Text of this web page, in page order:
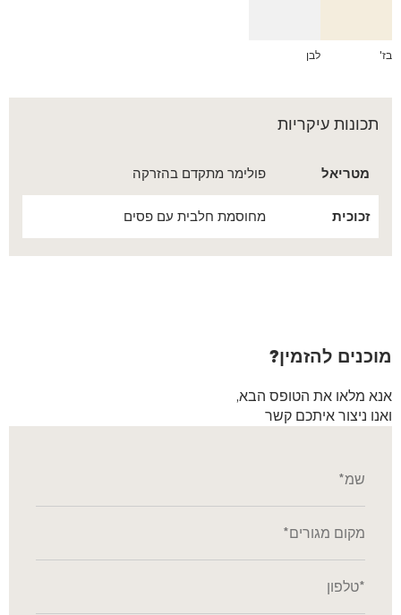
בז' לבן
תכונות עיקריות
מטריאל פולימר מתקדם בהזרקה
זכוכית מחוסמת חלבית עם פסים
מוכנים להזמין?
אנא מלאו את הטופס הבא,
ואנו ניצור איתכם קשר